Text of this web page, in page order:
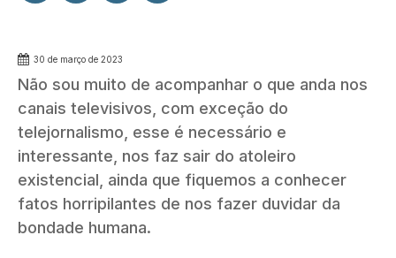
30 de março de 2023
Não sou muito de acompanhar o que anda nos
canais televisivos, com exceção do
telejornalismo, esse é necessário e
interessante, nos faz sair do atoleiro
existencial, ainda que fiquemos a conhecer
fatos horripilantes de nos fazer duvidar da
bondade humana.